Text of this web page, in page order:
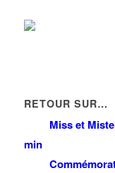
RETOUR SUR…
Miss et
min